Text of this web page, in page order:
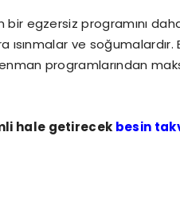
bir egzersiz programını
ısınmalar ve
programlarından
hale getirecek besin